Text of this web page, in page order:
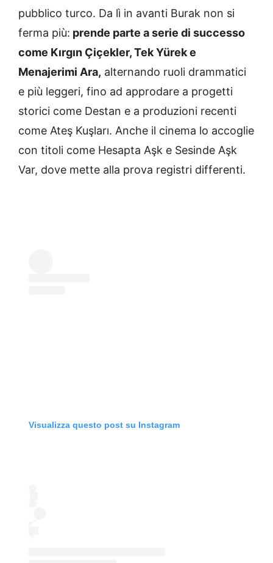
pubblico turco. Da lì in avanti Burak non si
ferma più: prende parte a serie di successo
come Kırgın Çiçekler, Tek Yürek e
Menajerimi Ara, alternando ruoli drammatici
e più leggeri, fino ad approdare a progetti
storici come Destan e a produzioni recenti
come Ateş Kuşları. Anche il cinema lo accoglie
con titoli come Hesapta Aşk e Sesinde Aşk
Var, dove mette alla prova registri differenti.
Visualizza questo post su Instagram